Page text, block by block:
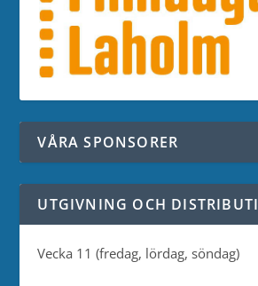
VÅRA SPONSORER
UTGIVNING OCH
Vecka 11 (fredag, lördag, söndag)